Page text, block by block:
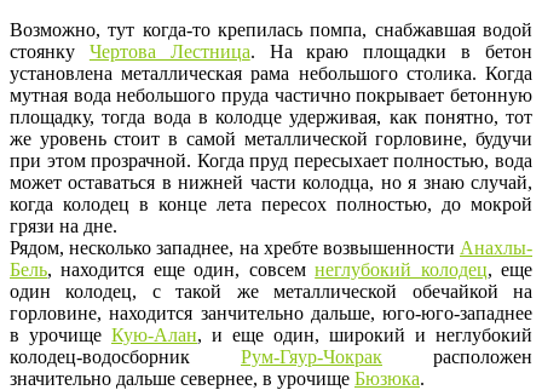
Возможно, тут когда-то крепилась помпа, снабжавшая водой
стоянку Чертова Лестница. На краю площадки в бетон
установлена металлическая рама небольшого столика. Когда
мутная вода небольшого пруда частично покрывает бетонную
площадку, тогда вода в колодце удерживая, как понятно, тот
же уровень стоит в самой металлической горловине, будучи
при этом прозрачной. Когда пруд пересыхает полностью, вода
может оставаться в нижней части колодца, но я знаю случай,
когда колодец в конце лета пересох полностью, до мокрой
грязи на дне.
Рядом, несколько западнее, на хребте возвышенности Анахлы-
Бель, находится еще один, совсемнеглубокий колодец, еще
один колодец, с такой же металлической обечайкой на
горловине, находится занчительно дальше, юго-юго-западнее
в урочище Кую-Алан, и еще один, широкий и неглубокий
колодец-водосборник Рум-Гяур-Чокрак расположен
значительно дальше севернее, в урочище Бюзюка.